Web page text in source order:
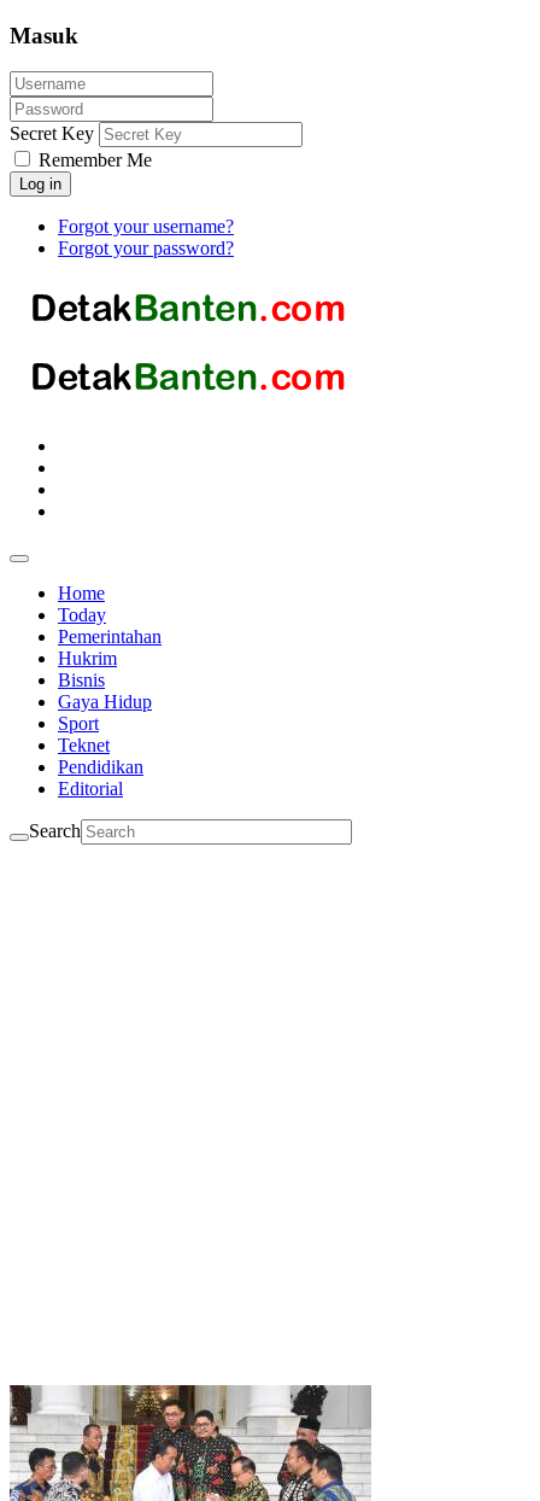
Masuk
Secret Key
Remember Me
Log in
Forgot your username?
Forgot your password?
Home
Today
Pemerintahan
Hukrim
Bisnis
Gaya Hidup
Sport
Teknet
Pendidikan
Editorial
Search